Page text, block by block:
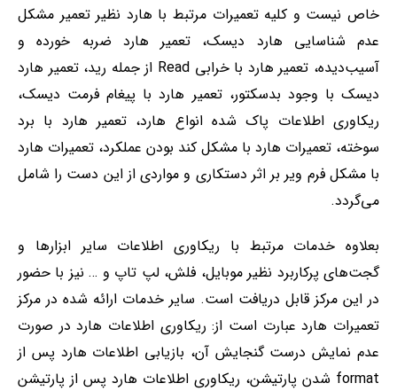
خاص نیست و کلیه تعمیرات مرتبط با هارد نظیر تعمیر مشکل
عدم شناسایی هارد دیسک، تعمیر هارد ضربه خورده و
آسیب‌دیده، تعمیر هارد با خرابی Read از جمله رید، تعمیر هارد
دیسک با وجود بدسکتور، تعمیر هارد با پیغام فرمت دیسک،
ریکاوری اطلاعات پاک شده انواع هارد، تعمیر هارد با برد
سوخته، تعمیرات هارد با مشکل کند بودن عملکرد، تعمیرات هارد
با مشکل فرم ویر بر اثر دستکاری و مواردی از این دست را شامل
می‌گردد.
بعلاوه خدمات مرتبط با ریکاوری اطلاعات سایر ابزارها و
گجت‌های پرکاربرد نظیر موبایل، فلش، لپ تاپ و … نیز با حضور
در این مرکز قابل دریافت است. سایر خدمات ارائه شده در مرکز
تعمیرات هارد عبارت است از: ریکاوری اطلاعات هارد در صورت
عدم نمایش درست گنجایش آن، بازیابی اطلاعات هارد پس از
format شدن پارتیشن، ریکاوری اطلاعات هارد پس از پارتیشن